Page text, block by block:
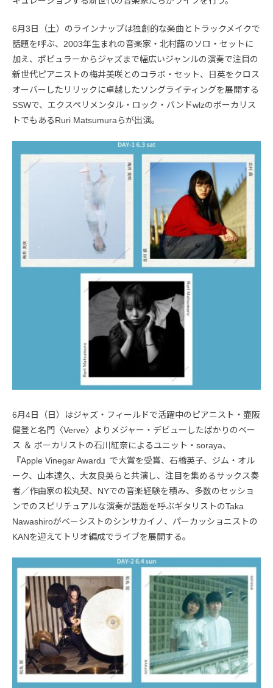
6月3日（土）のラインナップは独創的な楽曲とトラックメイクで
話題を呼ぶ、2003年生まれの音楽家・北村蕗のソロ・セットに
加え、ポピュラーからジャズまで幅広いジャンルの演奏で注目の
新世代ピアニストの梅井美咲とのコラボ・セット、日英をクロス
オーバーしたリリックに卓越したソングライティングを展開する
SSWで、エクスペリメンタル・ロック・バンドwlzのボーカリス
トでもあるRuri Matsumuraらが出演。
6月4日（日）はジャズ・フィールドで活躍中のピアニスト・壷阪
健登と名門〈Verve〉よりメジャー・デビューしたばかりのベー
ス ＆ ボーカリストの石川紅奈によるユニット・soraya、
『Apple Vinegar Award』で大賞を受賞、石橋英子、ジム・オル
ーク、山本達久、大友良英らと共演し、注目を集めるサックス奏
者／作曲家の松丸契、NYでの音楽経験を積み、多数のセッショ
ンでのスピリチュアルな演奏が話題を呼ぶギタリストのTaka
Nawashiroがベーシストのシンサカイノ、パーカッショニストの
KANを迎えてトリオ編成でライブを展開する。